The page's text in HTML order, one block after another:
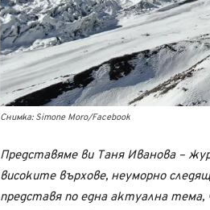
Снимка: Simone Moro/Facebook
Представяме ви Таня Иванова –
високите върхове, неуморно
представя по една актуална